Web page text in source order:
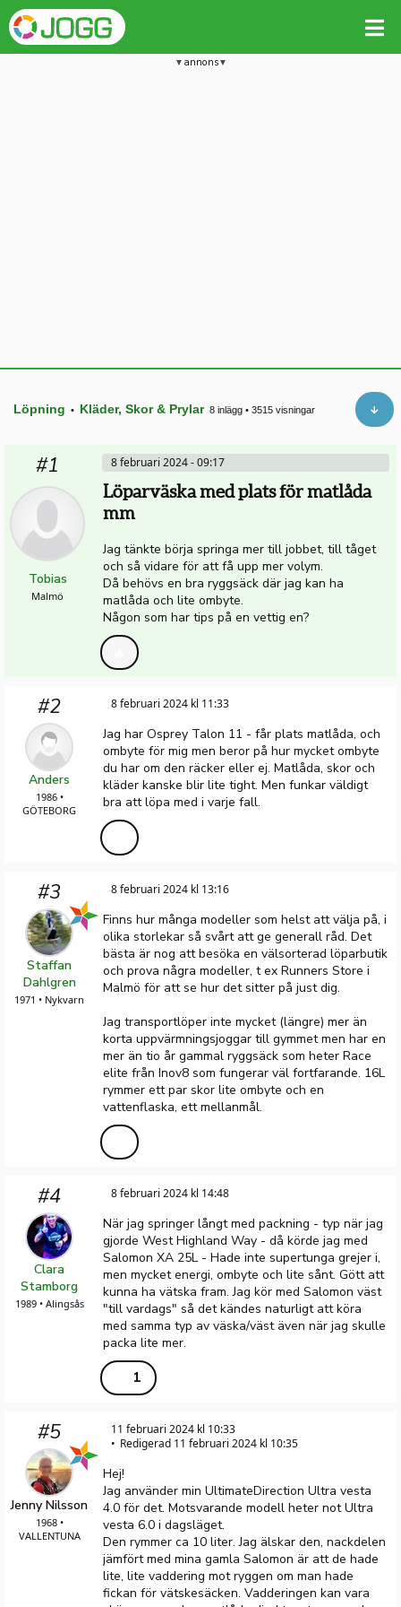
annons
Löpning • Kläder, Skor & Prylar 8 inlägg • 3515 visningar
#1
Tobias
Malmö
8 februari 2024 - 09:17
Löparväska med plats för matlåda
mm
Jag tänkte börja springa mer till jobbet, till tåget
och så vidare för att få upp mer volym.
Då behövs en bra ryggsäck där jag kan ha
matlåda och lite ombyte.
Någon som har tips på en vettig en?
#2
Anders
1986 •
GÖTEBORG
8 februari 2024 kl 11:33
Jag har Osprey Talon 11 - får plats matlåda, och
ombyte för mig men beror på hur mycket ombyte
du har om den räcker eller ej. Matlåda, skor och
kläder kanske blir lite tight. Men funkar väldigt
bra att löpa med i varje fall.
#3
Staffan
Dahlgren
1971 • Nykvarn
8 februari 2024 kl 13:16
Finns hur många modeller som helst att välja på, i
olika storlekar så svårt att ge generall råd. Det
bästa är nog att besöka en välsorterad löparbutik
och prova några modeller, t ex Runners Store i
Malmö för att se hur det sitter på just dig.
Jag transportlöper inte mycket (längre) mer än
korta uppvärmningsjoggar till gymmet men har en
mer än tio år gammal ryggsäck som heter Race
elite från Inov8 som fungerar väl fortfarande. 16L
rymmer ett par skor lite ombyte och en
vattenflaska, ett mellanmål.
#4
Clara
Stamborg
1989 • Alingsås
8 februari 2024 kl 14:48
När jag springer långt med packning - typ när jag
gjorde West Highland Way - då körde jag med
Salomon XA 25L - Hade inte supertunga grejer i,
men mycket energi, ombyte och lite sånt. Gött att
kunna ha vätska fram. Jag kör med Salomon väst
"till vardags" så det kändes naturligt att köra
med samma typ av väska/väst även när jag skulle
packa lite mer.
1
#5
Jenny Nilsson
1968 •
VALLENTUNA
11 februari 2024 kl 10:33
Redigerad 11 februari 2024 kl 10:35
Hej!
Jag använder min UltimateDirection Ultra vesta
4.0 för det. Motsvarande modell heter not Ultra
vesta 6.0 i dagsläget.
Den rymmer ca 10 liter. Jag älskar den, nackdelen
jämfört med mina gamla Salomon är att de hade
lite, lite vaddering mot ryggen om man hade
fickan för vätskesäcken. Vadderingen kan vara